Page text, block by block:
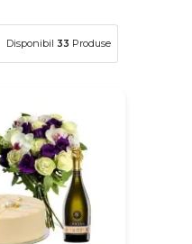
Disponibil 33 Produse